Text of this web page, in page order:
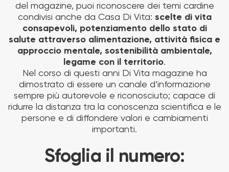
del magazine, puoi riconoscere dei temi cardine
condivisi anche da Casa Di Vita: scelte di vita
consapevoli, potenziamento dello stato di
salute attraverso alimentazione, attività fisica e
approccio mentale, sostenibilità ambientale,
legame con il territorio.
Nel corso di questi anni Di Vita magazine ha
dimostrato di essere un canale d’informazione
sempre più autorevole e riconosciuto; capace di
ridurre la distanza tra la conoscenza scientifica e le
persone e di diffondere valori e cambiamenti
importanti.
Sfoglia il numero: